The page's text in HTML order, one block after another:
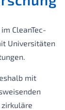
CleanTec-
Universitäten
mit